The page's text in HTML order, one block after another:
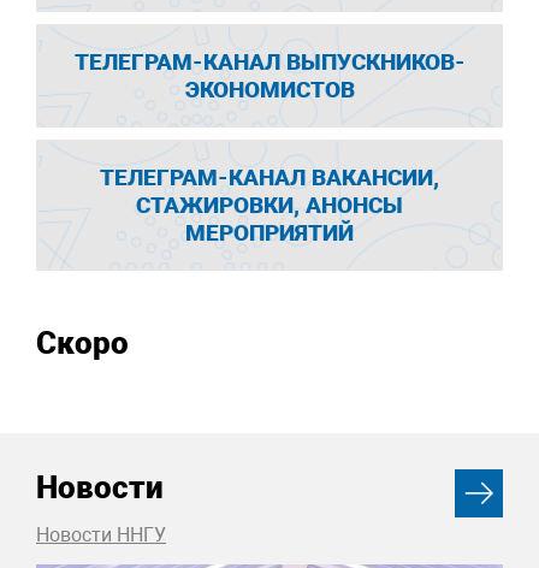
ТЕЛЕГРАМ-КАНАЛ ВЫПУСКНИКОВ-
ЭКОНОМИСТОВ
ТЕЛЕГРАМ-КАНАЛ ВАКАНСИИ,
СТАЖИРОВКИ, АНОНСЫ
МЕРОПРИЯТИЙ
Скоро
Новости
Новости ННГУ